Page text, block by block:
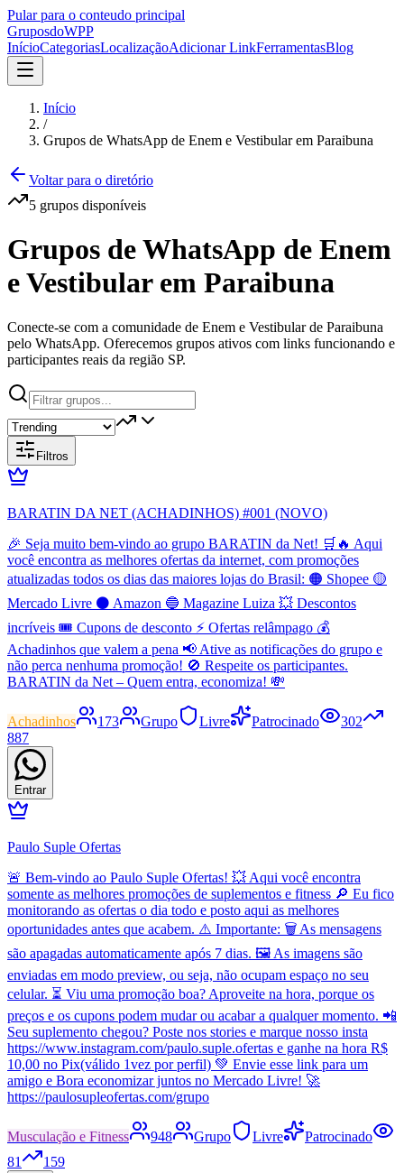
Pular para o conteudo principal
GruposdoWPP
InícioCategoriasLocalizaçãoAdicionar LinkFerramentasBlog
Início
/
Grupos de WhatsApp de Enem e Vestibular em Paraibuna
Voltar para o diretório
5 grupos disponíveis
Grupos de WhatsApp de Enem
e Vestibular em Paraibuna
Conecte-se com a comunidade de Enem e Vestibular de Paraibuna
pelo WhatsApp. Oferecemos grupos ativos com links funcionando e
participantes reais da região SP.
Filtros
BARATIN DA NET (ACHADINHOS) #001 (NOVO)
🎉 Seja muito bem-vindo ao grupo BARATIN da Net! 🛒🔥 Aqui
você encontra as melhores ofertas da internet, com promoções
atualizadas todos os dias das maiores lojas do Brasil: 🟠 Shopee 🟡
Mercado Livre ⚫ Amazon 🔵 Magazine Luiza 💥 Descontos
incríveis 🎟️ Cupons de desconto ⚡ Ofertas relâmpago 💰
Achadinhos que valem a pena 📢 Ative as notificações do grupo e
não perca nenhuma promoção! 🚫 Respeite os participantes.
BARATIN da Net – Quem entra, economiza! 💸
Achadinhos 173 Grupo Livre Patrocinado
302
887
Entrar
Paulo Suple Ofertas
🚨 Bem-vindo ao Paulo Suple Ofertas! 💥 Aqui você encontra
somente as melhores promoções de suplementos e fitness 🔎 Eu fico
monitorando as ofertas o dia todo e posto aqui as melhores
oportunidades antes que acabem. ⚠️ Importante: 🗑️ As mensagens
são apagadas automaticamente após 7 dias. 🖼️ As imagens são
enviadas em modo preview, ou seja, não ocupam espaço no seu
celular. ⏳ Viu uma promoção boa? Aproveite na hora, porque os
preços e os cupons podem mudar ou acabar a qualquer momento. 📲
Seu suplemento chegou? Poste nos stories e marque nosso insta
https://www.instagram.com/paulo.suple.ofertas e ganhe na hora R$
10,00 no Pix(válido 1vez por perfil) 💚 Envie esse link para um
amigo e Bora economizar juntos no Mercado Livre! 🚀
https://paulosupleofertas.com/grupo
Musculação e Fitness 948 Grupo Livre
Patrocinado
81
159